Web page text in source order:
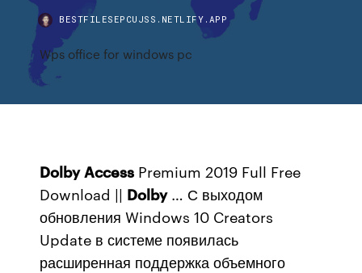
BESTFILESEPCUJSS.NETLIFY.APP
Wps office for windows pc
Dolby Access Premium 2019 Full Free
Download || Dolby… С выходом
обновления Windows 10 Creators
Update в системе появилась
расширенная поддержка объемного